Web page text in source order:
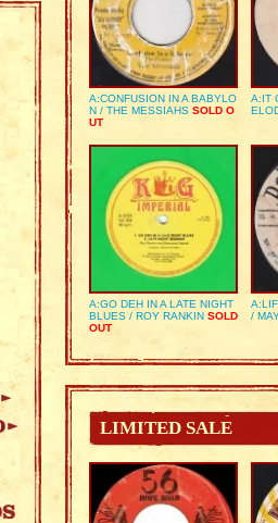
A:CONFUSION IN A BABYLO
N / THE MESSIAHS SOLD O
UT
A:IT
A:GO DEH IN A LATE NIGHT
BLUES / ROY RANKIN SOLD
OUT
/
LIMITED SALE